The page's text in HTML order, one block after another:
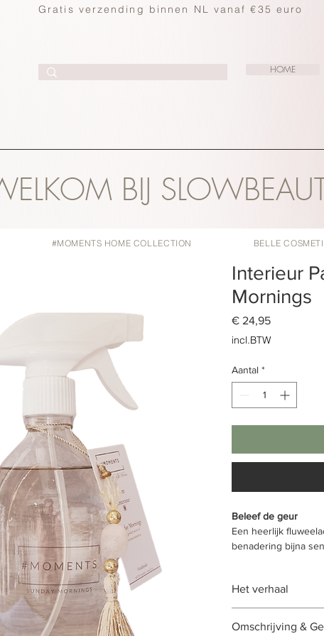
Gratis verzending binnen NL vanaf €35 euro
HOME
BIJ
#MOMENTS HOME COLLECTION BELLE
Interieur
Mornings
€ 24,95Prijs
incl.BTW
Aantal *
Beleef de geur
Een heerlijk
benadering bijna
waar we aan het
Het verhaal
het positieve in
Omschrijving &